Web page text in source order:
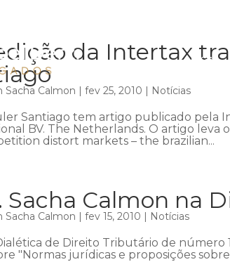
Início
da Intertax
Sacha Calmon |fev 25, 2010 | Notícias
Santiago tem artigo publicado pela
BV. The Netherlands. O artigo leva
distort markets – the brazilian...
Sacha Calmon na
Sacha Calmon |fev 15, 2010 | Notícias
de Direito Tributário de número
"Normas jurídicas e proposições